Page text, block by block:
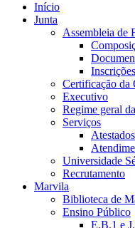
Início
Junta
Assembleia de
Certificação da
Executivo
Regime geral
Serviços
Atestados
Universidade
Recrutamento
Marvila
Biblioteca de
Ensino Público
E.B.1 e